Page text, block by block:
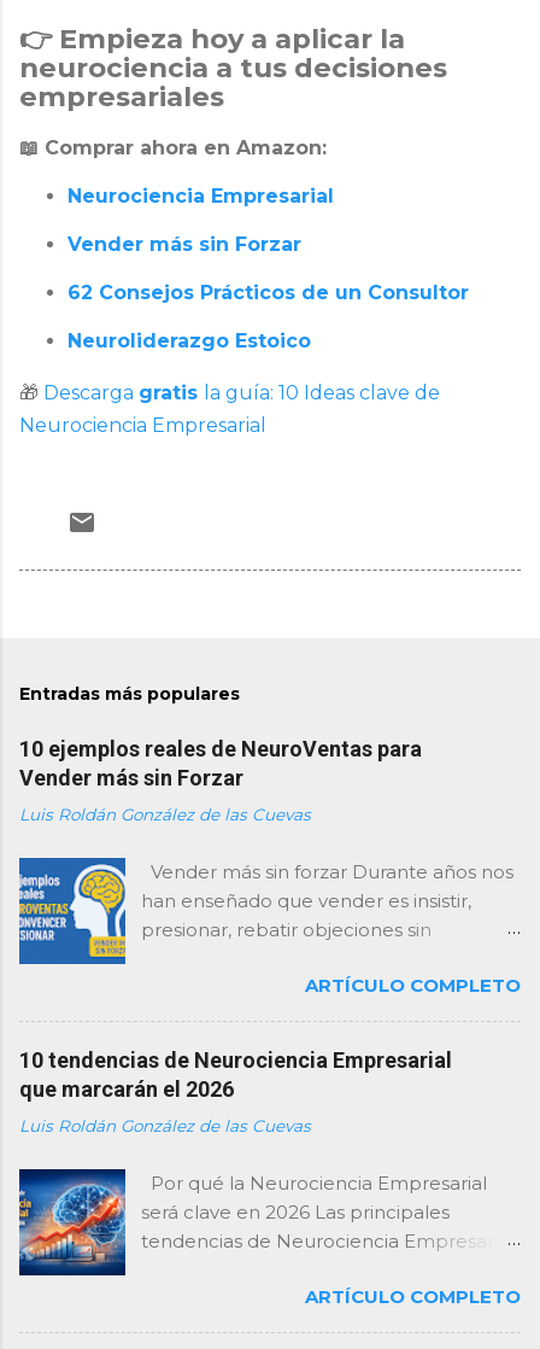
👉 Empieza hoy a aplicar la
neurociencia a tus decisiones
empresariales
📖 Comprar ahora en Amazon:
Neurociencia Empresarial
Vender más sin Forzar
62 Consejos Prácticos de un Consultor
Neuroliderazgo Estoico
🎁 Descarga gratis la guía: 10 Ideas clave de
Neurociencia Empresarial
Entradas más populares
10 ejemplos reales de NeuroVentas para
Vender más sin Forzar
Luis Roldán González de las Cuevas
Vender más sin forzar Durante años nos
han enseñado que vender es insistir,
presionar, rebatir objeciones sin
consultor, te lo digo con total claridad:
esa forma de vender está agotada… y el
cerebro del cliente la rechaza . Hoy, las
empresas que mejor venden no son las
que presionan más, sino las que
entienden mejor cómo decide el
activar los mecanismos naturales de
decisión sin forzar, sin incomodar y sin
desgastar la relación . Y para que no se
reales de neuroventas aplicadas con
éxito , explicados desde la neurociencia y
ARTÍCULO COMPLETO
10 tendencias de Neurociencia Empresarial
que marcarán el 2026
Luis Roldán González de las Cuevas
Por qué la Neurociencia Empresarial
será clave en 2026 Las principales
tendencias de Neurociencia Empresarial
neuromarketing ético, la
neuroproductividad, la gestión del estrés
ARTÍCULO COMPLETO